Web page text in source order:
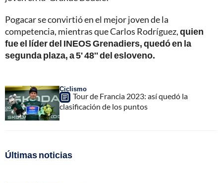
Pogacar se convirtió en el mejor joven de la
competencia, mientras que Carlos Rodríguez,quien
fue el líder del INEOS Grenadiers, quedó en la
segunda plaza, a 5' 48'' del esloveno.
Ciclismo
Tour de Francia 2023: así quedó la
clasificación de los puntos
Últimas noticias